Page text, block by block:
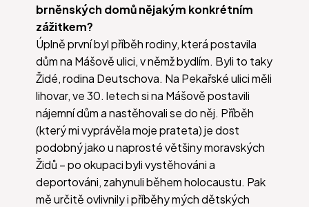
brněnských domů nějakým konkrétním
zážitkem?
Úplně první byl příběh rodiny, která postavila
dům na Mášově ulici, v němž bydlím. Byli to taky
Židé, rodina Deutschova. Na Pekařské ulici měli
lihovar, ve 30. letech si na Mášově postavili
nájemní dům a nastěhovali se do něj. Příběh
(který mi vyprávěla moje prateta) je dost
podobný jako u naprosté většiny moravských
Židů – po okupaci byli vystěhováni a
deportováni, zahynuli během holocaustu. Pak
mě určitě ovlivnily i příběhy mých dětských